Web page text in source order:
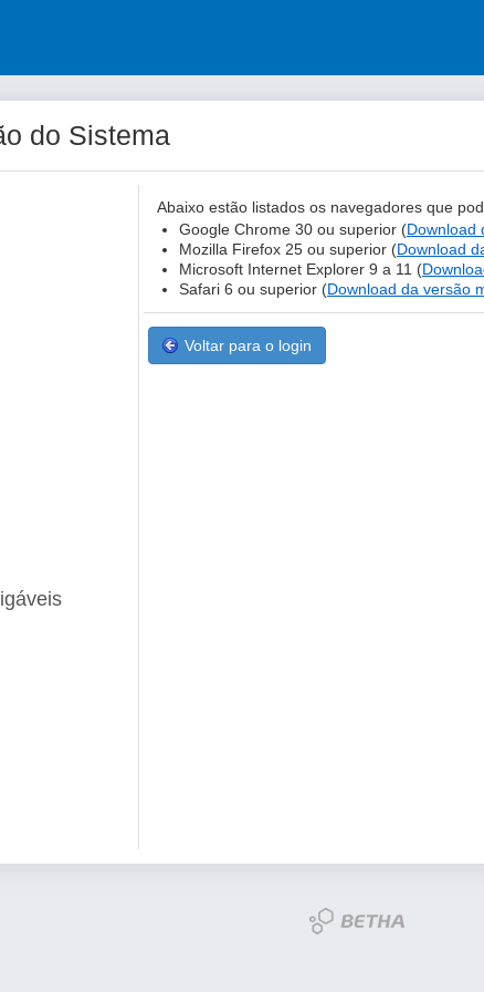
do Sistema
Abaixo estão listados os navegadores que
Google Chrome 30 ou superior (Download
Mozilla Firefox 25 ou superior (Download
Microsoft Internet Explorer 9 a 11 (
Safari 6 ou superior (Download da versão
Voltar para o login